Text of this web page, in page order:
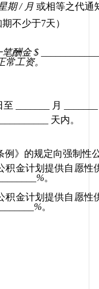
期 / 月 或相等之代通
期不少于7天）
笔酬金 $
常工资。
至 月
天内。
例》的规定向强制性
积金计划提供自愿性
%。
积金计划提供自愿性
%。